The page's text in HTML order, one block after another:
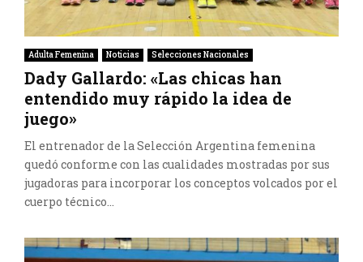
Adulta Femenina Noticias Selecciones Nacionales
Dady Gallardo: «Las chicas han
entendido muy rápido la idea de
juego»
El entrenador de la Selección Argentina femenina
quedó conforme con las cualidades mostradas por sus
jugadoras para incorporar los conceptos volcados por el
cuerpo técnico...